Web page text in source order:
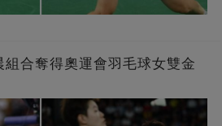
合奪得奧運會羽毛球女雙金